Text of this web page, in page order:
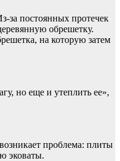
за постоянных протечек
обрешетку.
на которую затем
но еще и утеплить ее»,
проблема: плиты
эковаты.